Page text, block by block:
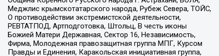
Меджлис крымскотатарского народа, Рубеж Севера, ТОЙС,
О противодействии экстремистской деятельности,
РЕВТАТПОД, Артподготовка, Штольц, В честь иконы
Божией Матери Державная, Сектор 16, Независимость,
Фирма, Молодежная правозащитная группа МПГ, Курсом
Правды и Единения, Каракольская инициативная группа,